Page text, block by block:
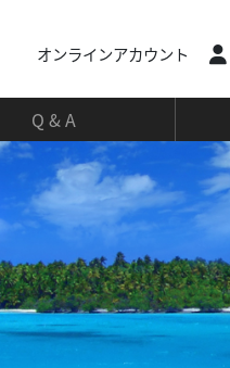
オンラインアカウント
Q & A